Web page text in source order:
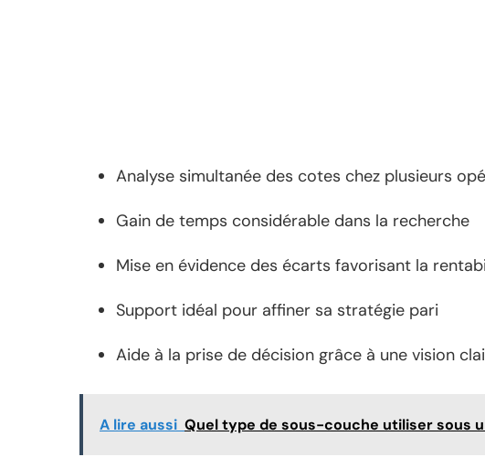
Analyse simultanée des cotes chez plusieurs
Gain de temps considérable dans la recherche
Mise en évidence des écarts favorisant la
Support idéal pour affiner sa stratégie pari
Aide à la prise de décision grâce à une vision
A lire aussi Quel type de sous-couche utiliser sous